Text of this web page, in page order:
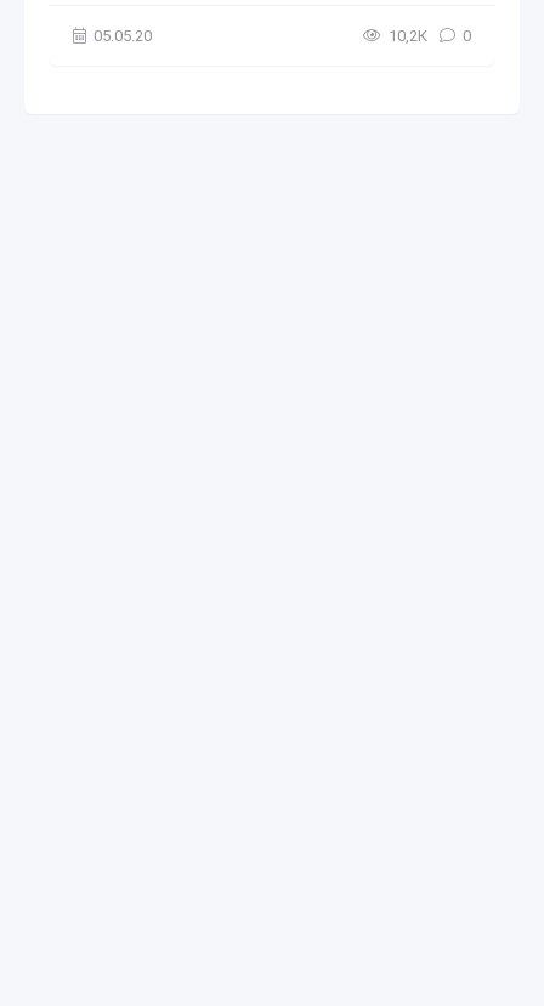
05.05.20 10,2К 0